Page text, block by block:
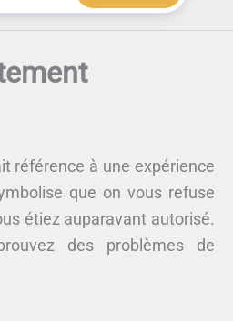
référence à une expérience
que on vous refuse
étiez auparavant autorisé.
des problèmes de